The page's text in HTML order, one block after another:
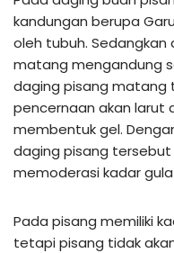
kandungan berupa
oleh tubuh.
matang mengandung
daging pisang
pencernaan akan larut
membentuk gel.
daging pisang
memoderasi kadar
Pada pisang memiliki
tetapi pisang tidak